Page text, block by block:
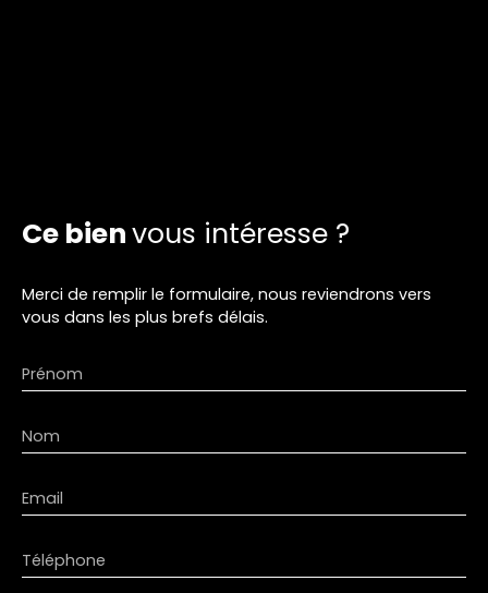
Ce bienvous intéresse ?
Merci de remplir le formulaire, nous reviendrons vers
vous dans les plus brefs délais.
Prénom
Nom
Email
Téléphone